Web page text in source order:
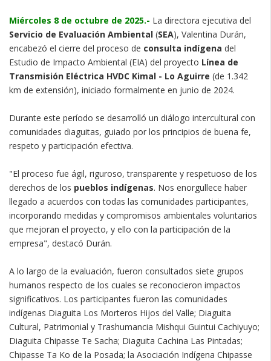
Miércoles 8 de octubre de 2025.- La directora ejecutiva del
Servicio de Evaluación Ambiental (SEA), Valentina Durán,
encabezó el cierre del proceso de consulta indígena del
Estudio de Impacto Ambiental (EIA) del proyecto Línea de
Transmisión Eléctrica HVDC Kimal - Lo Aguirre (de 1.342
km de extensión), iniciado formalmente en junio de 2024.
Durante este período se desarrolló un diálogo intercultural con
comunidades diaguitas, guiado por los principios de buena fe,
respeto y participación efectiva.
"El proceso fue ágil, riguroso, transparente y respetuoso de los
derechos de los pueblos indígenas. Nos enorgullece haber
llegado a acuerdos con todas las comunidades participantes,
incorporando medidas y compromisos ambientales voluntarios
que mejoran el proyecto, y ello con la participación de la
empresa", destacó Durán.
A lo largo de la evaluación, fueron consultados siete grupos
humanos respecto de los cuales se reconocieron impactos
significativos. Los participantes fueron las comunidades
indígenas Diaguita Los Morteros Hijos del Valle; Diaguita
Cultural, Patrimonial y Trashumancia Mishqui Guintui Cachiyuyo;
Diaguita Chipasse Te Sacha; Diaguita Cachina Las Pintadas;
Chipasse Ta Ko de la Posada; la Asociación Indígena Chipasse